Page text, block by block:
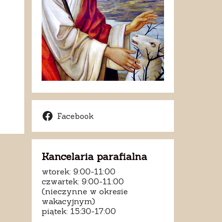
Facebook
Kancelaria parafialna
wtorek: 9:00-11:00
czwartek: 9:00-11:00
(nieczynne w okresie
wakacyjnym)
piątek: 15:30-17:00